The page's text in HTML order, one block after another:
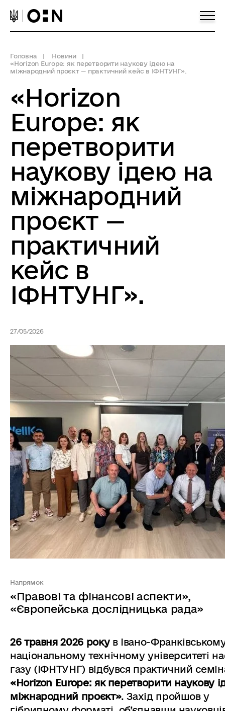
Головна
Новини
«Horizon Europe: як перетворити наукову ідею на
міжнародний проєкт — практичний кейс в ІФНТУНГ».
«Horizon
Europe: як
перетворити
наукову ідею на
міжнародний
проєкт —
практичний
кейс в
ІФНТУНГ».
27/05/2026
Напрямок
«Правові та фінансові аспекти»,
«Європейська дослідницька рада»
26 травня 2026 рокув Івано-
національному технічному університеті
газу (ІФНТУНГ) відбувся практичний
«Horizon Europe: як перетворити наукову
міжнародний проєкт». Захід пройшов у